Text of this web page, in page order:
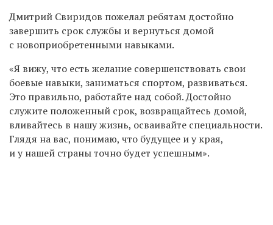
Дмитрий Свиридов пожелал ребятам достойно
завершить срок службы и вернуться домой
с новоприобретенными навыками.
«Я вижу, что есть желание совершенствовать свои
боевые навыки, заниматься спортом, развиваться.
Это правильно, работайте над собой. Достойно
служите положенный срок, возвращайтесь домой,
вливайтесь в нашу жизнь, осваивайте специальности.
Глядя на вас, понимаю, что будущее и у края,
и у нашей страны точно будет успешным».